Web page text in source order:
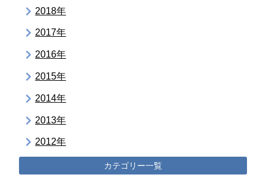
2018年
2017年
2016年
2015年
2014年
2013年
2012年
カテゴリー一覧